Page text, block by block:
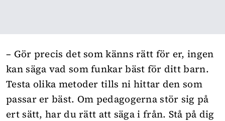
– Gör precis det som känns rätt för er, ingen
kan säga vad som funkar bäst för ditt barn.
Testa olika metoder tills ni hittar den som
passar er bäst. Om pedagogerna stör sig på
ert sätt, har du rätt att säga i från. Stå på dig